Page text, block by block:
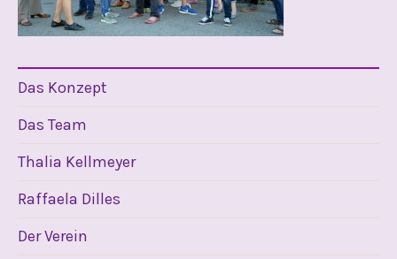
Das Konzept
Das Team
Thalia Kellmeyer
Raffaela Dilles
Der Verein